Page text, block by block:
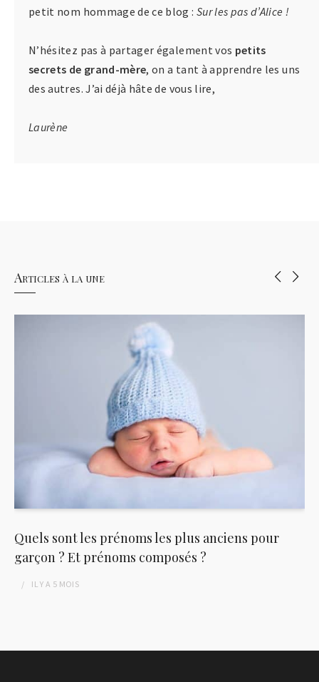
petit nom hommage de ce blog : Sur les pas d’Alice !
N’hésitez pas à partager également vos petits
secrets de grand-mère, on a tant à apprendre les uns
des autres. J’ai déjà hâte de vous lire,
Laurène
Articles à la une
Quels sont les prénoms les plus anciens pour
garçon ? Et prénoms composés ?
IL Y A 5 MOIS